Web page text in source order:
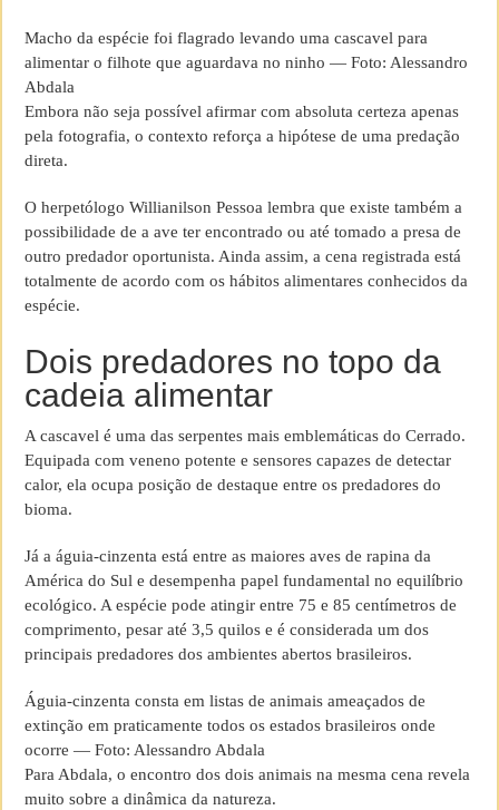
Macho da espécie foi flagrado levando uma cascavel para
alimentar o filhote que aguardava no ninho — Foto: Alessandro
Abdala
Embora não seja possível afirmar com absoluta certeza apenas
pela fotografia, o contexto reforça a hipótese de uma predação
direta.
O herpetólogo Willianilson Pessoa lembra que existe também a
possibilidade de a ave ter encontrado ou até tomado a presa de
outro predador oportunista. Ainda assim, a cena registrada está
totalmente de acordo com os hábitos alimentares conhecidos da
espécie.
Dois predadores no topo da
cadeia alimentar
A cascavel é uma das serpentes mais emblemáticas do Cerrado.
Equipada com veneno potente e sensores capazes de detectar
calor, ela ocupa posição de destaque entre os predadores do
bioma.
Já a águia-cinzenta está entre as maiores aves de rapina da
América do Sul e desempenha papel fundamental no equilíbrio
ecológico. A espécie pode atingir entre 75 e 85 centímetros de
comprimento, pesar até 3,5 quilos e é considerada um dos
principais predadores dos ambientes abertos brasileiros.
Águia-cinzenta consta em listas de animais ameaçados de
extinção em praticamente todos os estados brasileiros onde
ocorre — Foto: Alessandro Abdala
Para Abdala, o encontro dos dois animais na mesma cena revela
muito sobre a dinâmica da natureza.